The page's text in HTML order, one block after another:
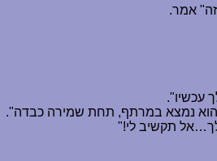
אמר.
עכשיו".
הוא נמצא במרתף, תחת שמירה כבדה".
…אל תקשיב לי!"